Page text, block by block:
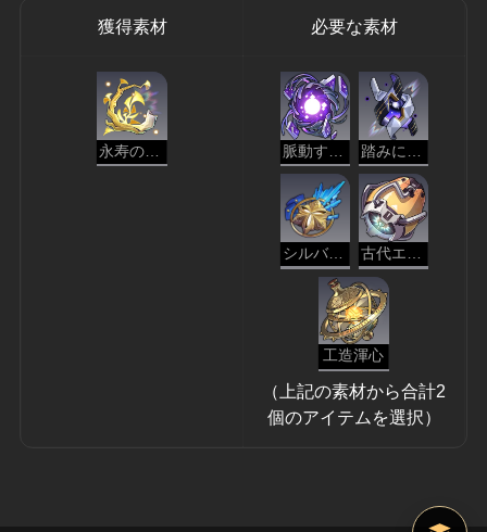
獲得素材 必要な素材
シルバーメインの勲章 古代エンジン
工造渾心
（上記の素材から合計2
個のアイテムを選択）